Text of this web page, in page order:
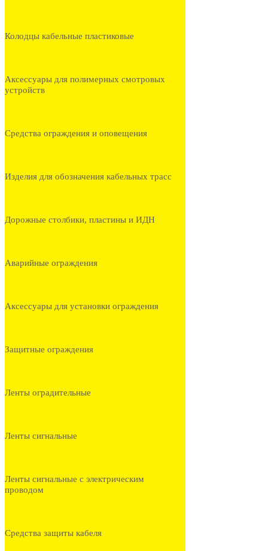
Колодцы кабельные пластиковые
Аксессуары для полимерных смотровых
устройств
Средства ограждения и оповещения
Изделия для обозначения кабельных трасс
Дорожные столбики, пластины и ИДН
Аварийные ограждения
Аксессуары для установки ограждения
Защитные ограждения
Ленты оградительные
Ленты сигнальные
Ленты сигнальные с электрическим
проводом
Средства защиты кабеля